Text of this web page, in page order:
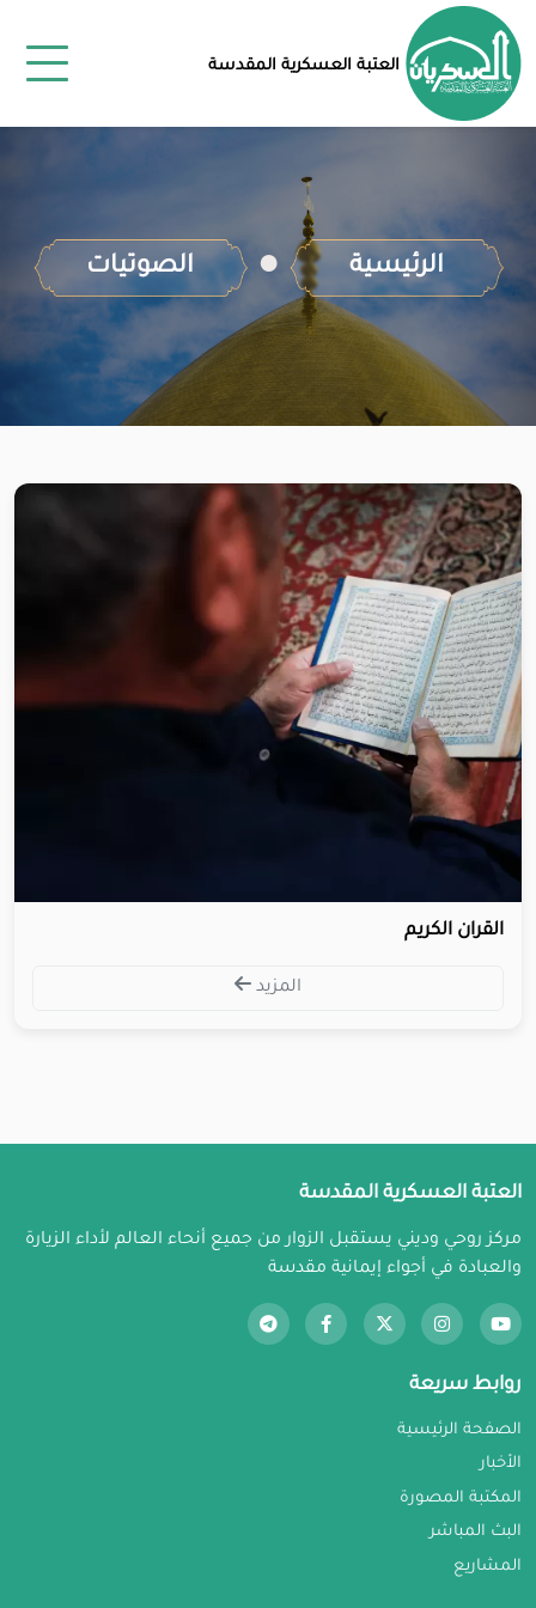
العتبة العسكرية المقدسة
الرئيسية الصوتيات
القران الكريم
المزيد
العتبة العسكرية المقدسة
مركز روحي وديني يستقبل الزوار من جميع أنحاء العالم لأداء الزيارة
والعبادة في أجواء إيمانية مقدسة
روابط سريعة
الصفحة الرئيسية
الأخبار
المكتبة المصورة
البث المباشر
المشاريع